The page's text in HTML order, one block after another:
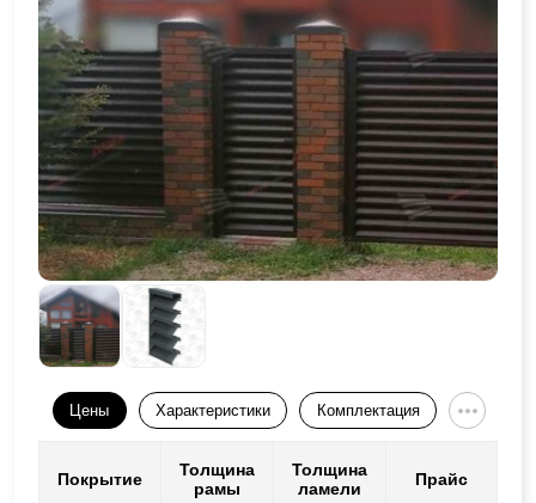
Цены Характеристики Комплектация
Покрытие
Толщина
рамы
Толщина
ламели
Прайс